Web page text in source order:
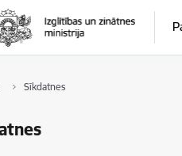
Sīkdatnes